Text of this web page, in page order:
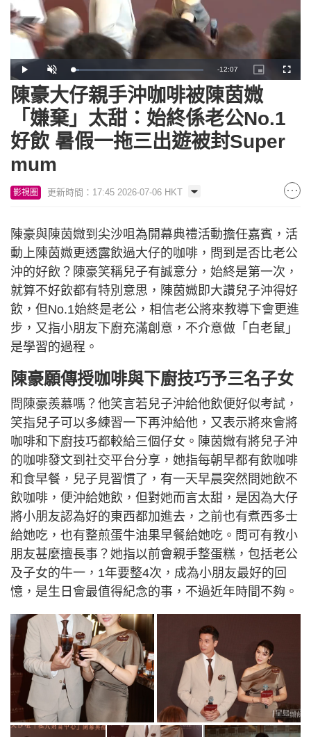
Play UnmuteLoaded:
4.65%
Remaining
Time
-12:07
Picture-
in-
Picture
陳豪大仔親手沖咖啡被陳茵媺
「嫌棄」太甜：始終係老公No.1
好飲 暑假一拖三出遊被封Super
mum
影視圈 更新時間：17:45 2026-07-06 HKT
陳豪與陳茵媺到尖沙咀為開幕典禮活動擔任嘉賓，活
動上陳茵媺更透露飲過大仔的咖啡，問到是否比老公
沖的好飲？陳豪笑稱兒子有誠意分，始終是第一次，
就算不好飲都有特別意思，陳茵媺即大讚兒子沖得好
飲，但No.1始終是老公，相信老公將來教導下會更進
步，又指小朋友下廚充滿創意，不介意做「白老鼠」
是學習的過程。
陳豪願傳授咖啡與下廚技巧予三名子女
問陳豪羨慕嗎？他笑言若兒子沖給他飲便好似考試，
笑指兒子可以多練習一下再沖給他，又表示將來會將
咖啡和下廚技巧都較給三個仔女。陳茵媺有將兒子沖
的咖啡發文到社交平台分享，她指每朝早都有飲咖啡
和食早餐，兒子見習慣了，有一天早晨突然問她飲不
飲咖啡，便沖給她飲，但對她而言太甜，是因為大仔
將小朋友認為好的東西都加進去，之前也有煮西多士
給她吃，也有整煎蛋牛油果早餐給她吃。問可有教小
朋友甚麼擅長事？她指以前會親手整蛋糕，包括老公
及子女的牛一，1年要整4次，成為小朋友最好的回
憶，是生日會最值得紀念的事，不過近年時間不夠。